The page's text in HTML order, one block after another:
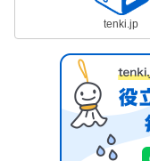
tenki.jp